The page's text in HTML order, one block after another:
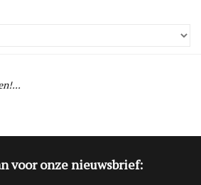
voor onze nieuwsbrief: